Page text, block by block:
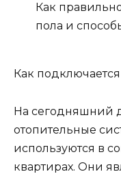
Как
пола и
Как
На сегодняшний
отопительные
используются в
квартирах. Они